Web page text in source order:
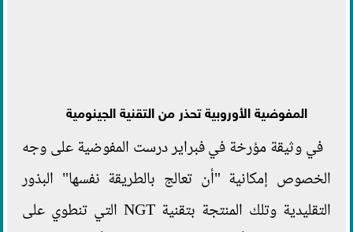
المفوضية الأوروبية تحذر من التقنية الجينومية
في وثيقة مؤرخة في فبراير درست المفوضية على وجه
الخصوص إمكانية "أن تعالج بالطريقة نفسها" البذور
التقليدية وتلك المنتجة بتقنية NGT التي تنطوي على